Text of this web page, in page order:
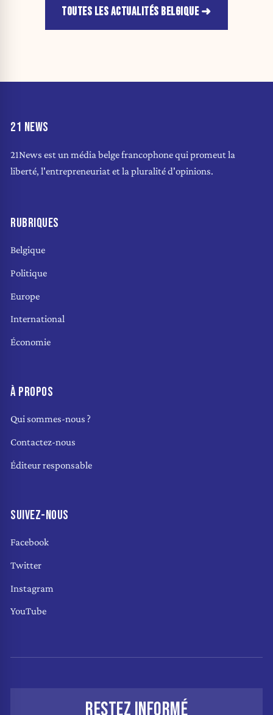
TOUTES LES ACTUALITÉS BELGIQUE
21 NEWS
21News est un média belge francophone qui promeut la
liberté, l'entrepreneuriat et la pluralité d'opinions.
RUBRIQUES
Belgique
Politique
Europe
International
Économie
À PROPOS
Qui sommes-nous ?
Contactez-nous
Éditeur responsable
SUIVEZ-NOUS
Facebook
Twitter
Instagram
YouTube
RESTEZ INFORMÉ